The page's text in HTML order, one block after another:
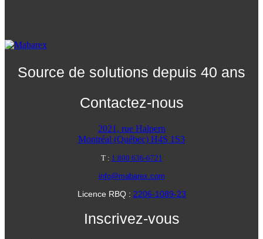
Source de solutions depuis 40 ans
Contactez-nous
2021, rue Halpern
Montréal (Québec) H4S 1S3
T : 1 800 636-6721
info@mabarex.com
Licence RBQ : 2206-1089-23
Inscrivez-vous